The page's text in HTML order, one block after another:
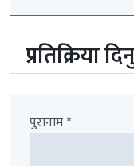
प्रतिक्रिया
पुरानाम *